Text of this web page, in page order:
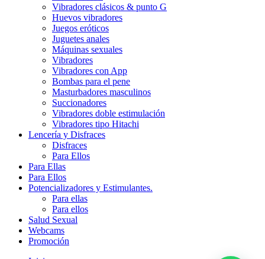
Vibradores clásicos & punto G
Huevos vibradores
Juegos eróticos
Juguetes anales
Máquinas sexuales
Vibradores
Vibradores con App
Bombas para el pene
Masturbadores masculinos
Succionadores
Vibradores doble estimulación
Vibradores tipo Hitachi
Lencería y Disfraces
Disfraces
Para Ellos
Para Ellas
Para Ellos
Potencializadores y Estimulantes.
Para ellas
Para ellos
Salud Sexual
Webcams
Promoción